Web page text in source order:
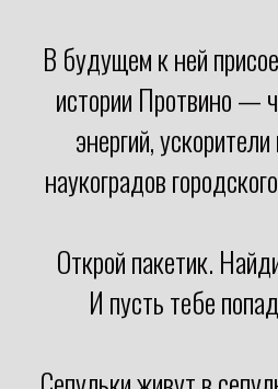
В будущем к ней
истории Протвино —
энергий,
наукоградов
Открой пакетик.
И пусть тебе